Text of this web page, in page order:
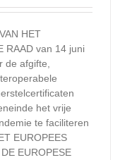
HET
RAAD van 14 juni
de afgifte,
het vrije
te faciliteren
EUROPEES
EUROPESE